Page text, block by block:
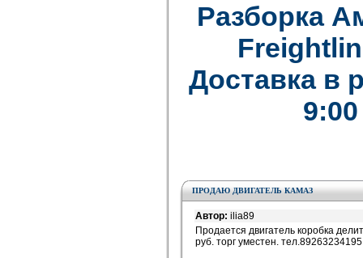
Разборка
Доставка в
ПРОДАЮ ДВИГАТЕЛЬ КАМАЗ
Автор: ilia89
Продается двигатель коробка
руб. торг уместен.